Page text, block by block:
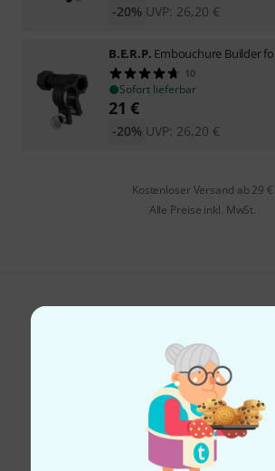
UVP: 26,20 €
-20%
B.E.R.P. Embouchure Builder
10
Sofort lieferbar
21 €
UVP: 26,20 €
-20%
Kostenloser Versand ab 29 €
Alle Preise inkl. MwSt.
Hilfe &